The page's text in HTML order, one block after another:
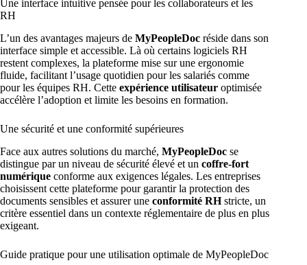
Une interface intuitive pensée pour les collaborateurs et les
RH
L’un des avantages majeurs de MyPeopleDoc réside dans son
interface simple et accessible. Là où certains logiciels RH
restent complexes, la plateforme mise sur une ergonomie
fluide, facilitant l’usage quotidien pour les salariés comme
pour les équipes RH. Cette expérience utilisateur optimisée
accélère l’adoption et limite les besoins en formation.
Une sécurité et une conformité supérieures
Face aux autres solutions du marché, MyPeopleDoc se
distingue par un niveau de sécurité élevé et un coffre-fort
numérique conforme aux exigences légales. Les entreprises
choisissent cette plateforme pour garantir la protection des
documents sensibles et assurer une conformité RHstricte, un
critère essentiel dans un contexte réglementaire de plus en plus
exigeant.
Guide pratique pour une utilisation optimale de MyPeopleDoc